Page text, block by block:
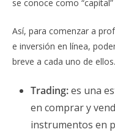
se conoce como
Así, para comenzar a
e inversión en línea,
breve a cada uno de ellos.
Trading:es una
en comprar y
instrumentos en